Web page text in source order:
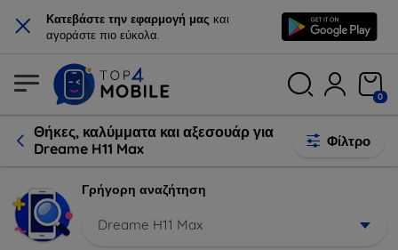
× Κατεβάστε την εφαρμογή μας και
αγοράστε πιο εύκολα.
0
Θήκες, καλύμματα και αξεσουάρ για
Dreame H11 Max
Φίλτρο
Γρήγορη αναζήτηση
Dreame H11 Max